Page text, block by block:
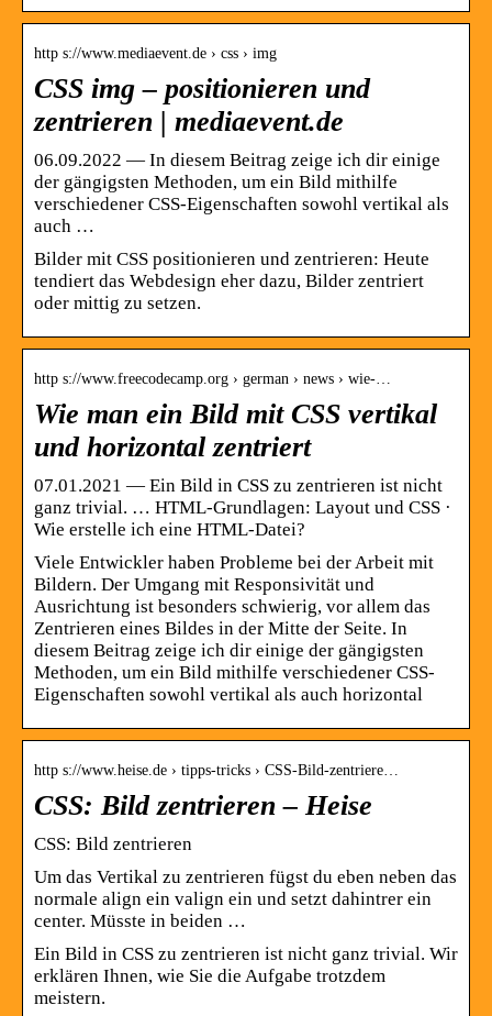
http s://www.mediaevent.de › css › img
CSS img – positionieren und
zentrieren | mediaevent.de
06.09.2022 — In diesem Beitrag zeige ich dir einige
der gängigsten Methoden, um ein Bild mithilfe
verschiedener CSS-Eigenschaften sowohl vertikal als
auch …
Bilder mit CSS positionieren und zentrieren: Heute
tendiert das Webdesign eher dazu, Bilder zentriert
oder mittig zu setzen.
http s://www.freecodecamp.org › german › news › wie-…
Wie man ein Bild mit CSS vertikal
und horizontal zentriert
07.01.2021 — Ein Bild in CSS zu zentrieren ist nicht
ganz trivial. … HTML-Grundlagen: Layout und CSS ·
Wie erstelle ich eine HTML-Datei?
Viele Entwickler haben Probleme bei der Arbeit mit
Bildern. Der Umgang mit Responsivität und
Ausrichtung ist besonders schwierig, vor allem das
Zentrieren eines Bildes in der Mitte der Seite. In
diesem Beitrag zeige ich dir einige der gängigsten
Methoden, um ein Bild mithilfe verschiedener CSS-
Eigenschaften sowohl vertikal als auch horizontal
http s://www.heise.de › tipps-tricks › CSS-Bild-zentriere…
CSS: Bild zentrieren – Heise
CSS: Bild zentrieren
Um das Vertikal zu zentrieren fügst du eben neben das
normale align ein valign ein und setzt dahintrer ein
center. Müsste in beiden …
Ein Bild in CSS zu zentrieren ist nicht ganz trivial. Wir
erklären Ihnen, wie Sie die Aufgabe trotzdem
meistern.​